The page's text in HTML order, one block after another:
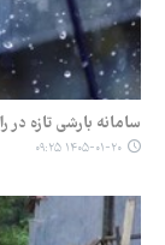
سامانه بارشی تازه در
۱۴۰۵-۰۱-۲۰ ۰۹:۲۵